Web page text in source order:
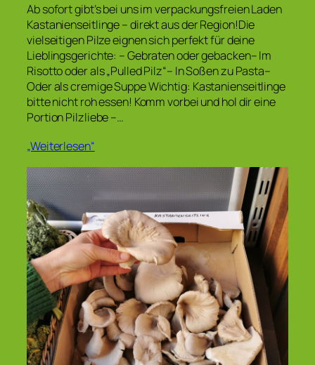
Ab sofort gibt’s bei uns im verpackungsfreien Laden
Kastanienseitlinge – direkt aus der Region!Die
vielseitigen Pilze eignen sich perfekt für deine
Lieblingsgerichte: – Gebraten oder gebacken– Im
Risotto oder als „Pulled Pilz“– In Soßen zu Pasta–
Oder als cremige Suppe Wichtig: Kastanienseitlinge
bitte nicht roh essen! Komm vorbei und hol dir eine
Portion Pilzliebe –…
„Weiterlesen“